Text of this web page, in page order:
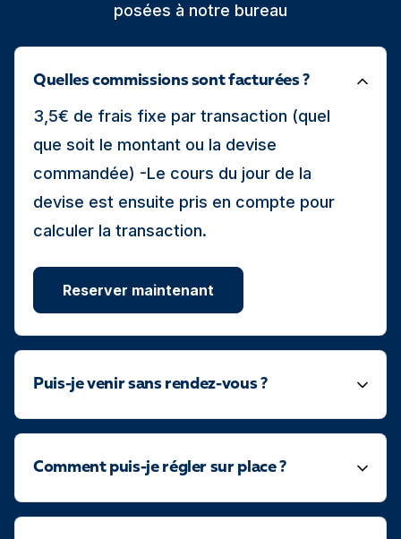
posées à notre bureau
Quelles commissions sont facturées ?
3,5€ de frais fixe par transaction (quel
que soit le montant ou la devise
commandée) -Le cours du jour de la
devise est ensuite pris en compte pour
calculer la transaction.
Reserver maintenant
Puis-je venir sans rendez-vous ?
Comment puis-je régler sur place ?